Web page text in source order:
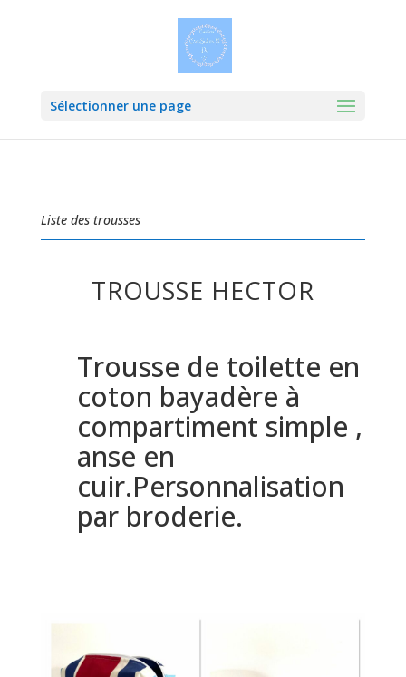
Sélectionner une page
Liste des trousses
TROUSSE HECTOR
Trousse de toilette en
coton bayadère à
compartiment simple ,
anse en
cuir.Personnalisation
par broderie.